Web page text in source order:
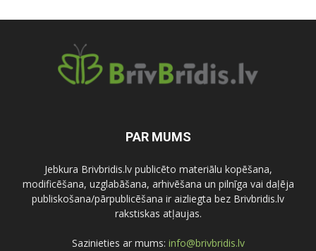
PAR MUMS
Jebkura Brivbridis.lv publicēto materiālu kopēšana,
modificēšana, uzglabāšana, arhivēšana un pilnīga vai daļēja
publiskošana/pārpublicēšana ir aizliegta bez Brivbridis.lv
rakstiskas atļaujas.
Sazinieties ar mums: info@brivbridis.lv